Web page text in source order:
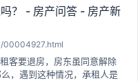
？ - 房产问答 - 房产新
00004927.html
客要退房，房东虽同意解除
，遇到这种情况，承租人是